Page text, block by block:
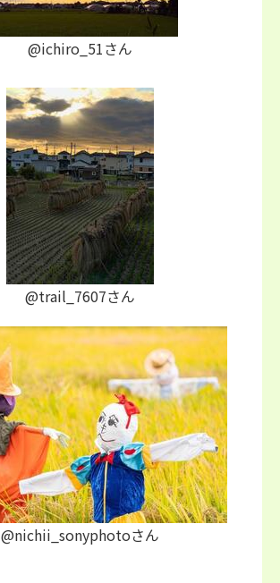
@ichiro_51さん
@trail_7607さん
@nichii_sonyphotoさん